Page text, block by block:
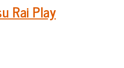
Rai Play